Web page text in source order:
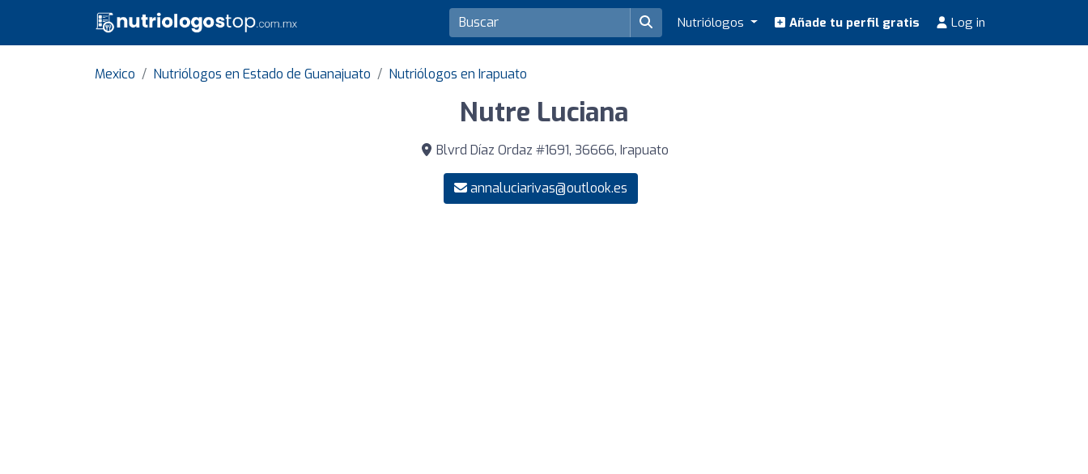
Nutriólogos Añade tu perfil gratis Log in
Mexico Nutriólogos en Estado de Guanajuato Nutriólogos en Irapuato
Nutre Luciana
Blvrd Díaz Ordaz #1691, 36666, Irapuato
annaluciarivas@outlook.es